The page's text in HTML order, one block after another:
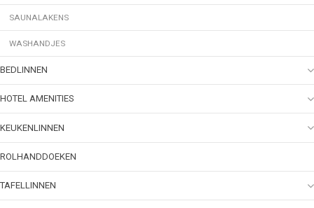
SAUNALAKENS
WASHANDJES
BEDLINNEN
HOTEL AMENITIES
KEUKENLINNEN
ROLHANDDOEKEN
TAFELLINNEN